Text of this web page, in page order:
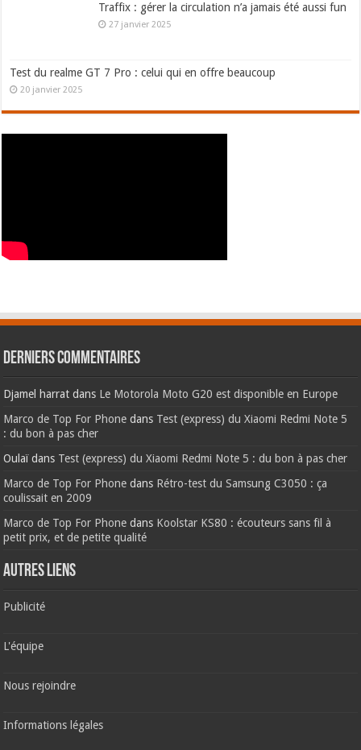
Traffix : gérer la circulation n’a jamais été aussi fun
27 janvier 2025
Test du realme GT 7 Pro : celui qui en offre beaucoup
20 janvier 2025
Derniers commentaires
Djamel harrat dans Le Motorola Moto G20 est disponible en Europe
Marco de Top For Phone dans Test (express) du Xiaomi Redmi Note 5
: du bon à pas cher
Oulaïdans Test (express) du Xiaomi Redmi Note 5 : du bon à pas cher
Marco de Top For Phone dans Rétro-test du Samsung C3050 : ça
coulissait en 2009
Marco de Top For Phone dans Koolstar KS80 : écouteurs sans fil à
petit prix, et de petite qualité
AUTRES LIENS
Publicité
L'équipe
Nous rejoindre
Informations légales